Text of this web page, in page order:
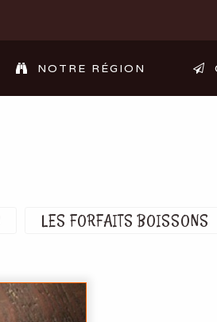
NOTRE RÉGION
LES FORFAITS BOISSONS